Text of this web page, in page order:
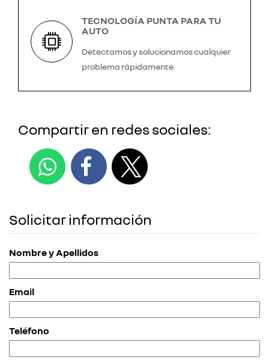
TECNOLOGÍA PUNTA PARA TU
AUTO
Detectamos y solucionamos cualquier
problema rápidamente.
Compartir en redes sociales:
Solicitar información
Nombre y Apellidos
Email
Teléfono